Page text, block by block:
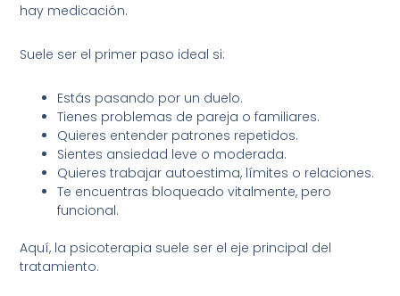
hay medicación.
Suele ser el primer paso ideal si:
Estás pasando por un duelo.
Tienes problemas de pareja o familiares.
Quieres entender patrones repetidos.
Sientes ansiedad leve o moderada.
Quieres trabajar autoestima, límites o relaciones.
Te encuentras bloqueado vitalmente, pero
funcional.
Aquí, la psicoterapia suele ser el eje principal del
tratamiento.